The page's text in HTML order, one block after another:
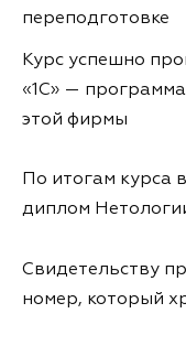
переподготовке
Курс успешно
«1С» —
этой фирмы
По итогам курса
диплом
Свидетельству
номер, который